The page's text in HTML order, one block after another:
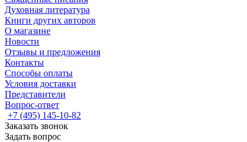
Духовная литература
Книги других авторов
О магазине
Новости
Отзывы и предложения
Контакты
Способы оплаты
Условия доставки
Представители
Вопрос-ответ
+7 (495) 145-10-82
Заказать звонок
Задать вопрос